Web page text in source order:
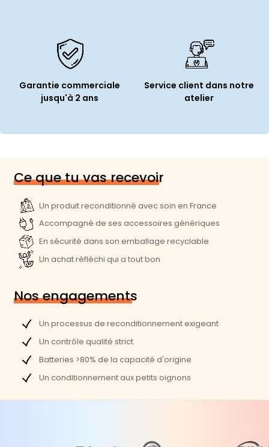
Garantie commerciale
jusqu'à 2 ans
Service client dans notre
atelier
Ce que tu vas recevoir
Un produit reconditionné avec soin en France
Accompagné de ses accessoires génériques
En sécurité dans son emballage recyclable
Un achat réfléchi qui a tout bon
Nos engagements
Un processus de reconditionnement exigeant
Un contrôle qualité strict
Batteries >80% de la capacité d'origine
Un conditionnement aux petits oignons